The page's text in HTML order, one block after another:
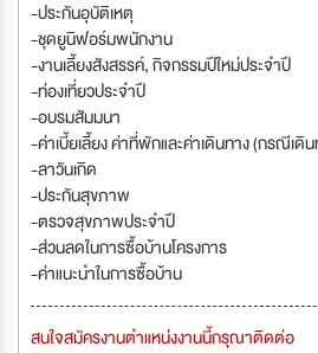
-ประกันอุบัติเหตุ
-ชุดยูนิฟอร์มพนักงาน
-งานเลี้ยงสังสรรค์, กิจกรรมปีใหม่ประจำปี
-ท่องเที่ยวประจำปี
-อบรมสัมมนา
-ค่าเบี้ยเลี้ยง ค่าที่พักและค่าเดินทาง (กรณีเดิ
-ลาวันเกิด
-ประกันสุขภาพ
-ตรวจสุขภาพประจำปี
-ส่วนลดในการซื้อบ้านโครงการ
-ค่าแนะนำในการซื้อบ้าน
สนใจสมัครงานตำแหน่งงานนี้กรุณาติดต่อ